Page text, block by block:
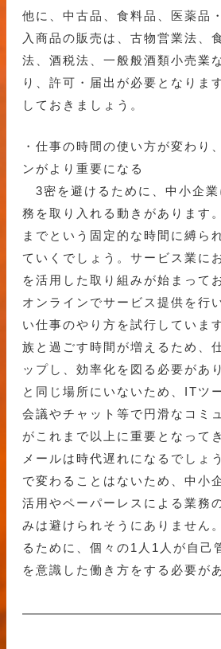
他に、中古品、食料品、医薬品
入商品の販売は、古物営業法、
法、酒税法、一般般酒類小売業
り、許可・届出が必要となりま
しておきましょう。
・仕事の時間の使い方が変わり
ンがより重要になる
3密を避けるために、中小企業
務を取り入れる動きがあります
までという固定的な時間に縛ら
ていくでしょう。サービス業に
を活用した取り組みが始まって
オンラインでサービス提供を行
い仕事のやり方を試行していま
族と過ごす時間が増えるため、
ップし、効率化を図る必要があ
と同じ場所にいないため、ITツ
会議やチャット等で円滑なコミ
がこれまで以上に重要となって
メールは時代遅れになるでしょ
で変わることはないため、中小
活用やペーパーレスによる業務
みは避けられそうにありません
るために、個々の1人1人が自己
を意識した働き方をする必要が